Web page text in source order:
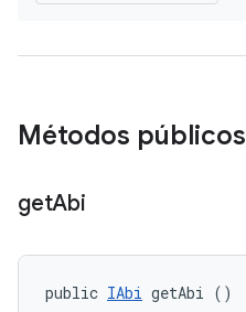
Métodos públicos
getAbi
public IAbi getAbi ()